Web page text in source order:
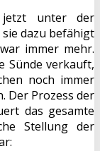
jetzt unter der
sie dazu befähigt
immer mehr.
Sünde verkauft,
noch immer
Der Prozess der
das gesamte
Stellung der